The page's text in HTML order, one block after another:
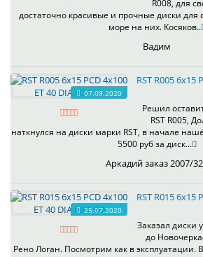
R008, для
достаточно красивые и прочные диски для
море на них. Косяков..
Вадим
07.08.2020
RST R005 6x15
Решил
RST R005,
наткнулся на диски марки RST, в начале
5500 руб за диск...
Аркадий заказ 2007/
25.07.2020
RST R015 6x15
Заказал диски
до
Рено Логан. Посмотрим как в